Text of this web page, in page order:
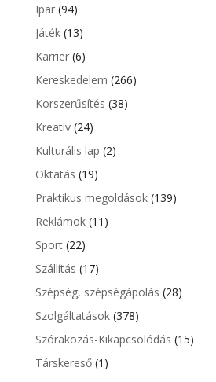
Ipar(94)
Játék(13)
Karrier(6)
Kereskedelem (266)
Korszerűsítés (38)
Kreatív(24)
Kulturális lap (2)
Oktatás (19)
Praktikus megoldások(139)
Reklámok(11)
Sport(22)
Szállítás (17)
Szépség, szépségápolás (28)
Szolgáltatások(378)
Szórakozás-Kikapcsolódás (15)
Társkereső(1)